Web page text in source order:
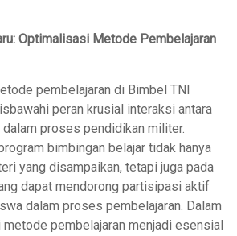
Optimalisasi Metode Pembelajaran
pembelajaran di Bimbel TNI
peran krusial interaksi antara
proses pendidikan militer.
bimbingan belajar tidak hanya
yang disampaikan, tetapi juga pada
dapat mendorong partisipasi aktif
dalam proses pembelajaran. Dalam
pembelajaran menjadi esensial